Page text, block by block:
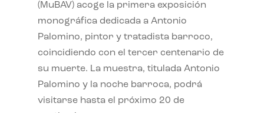
(MuBAV) acoge la primera exposición
monográfica dedicada a Antonio
Palomino, pintor y tratadista barroco,
coincidiendo con el tercer centenario de
su muerte. La muestra, titulada Antonio
Palomino y la noche barroca, podrá
visitarse hasta el próximo 20 de